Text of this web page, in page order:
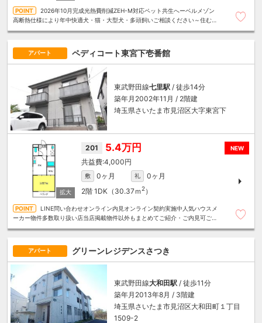
2026年10月完成光熱費削減ZEH-M対応ペット共生へーベルメゾン
高断熱仕様により年中快適犬・猫・大型犬・多頭飼いご相談ください～住むこ
アパート ペディコート東宮下壱番館
東武野田線七里駅 / 徒歩14分
築年月2002年11月 / 2階建
埼玉県さいたま市見沼区大字東宮下
NEW
201 5.4万円
4,000円
敷 0ヶ月 礼
0ヶ月
2階 1DK（30.37ｍ 2）
LINE問い合わせオンライン内見オンライン契約実施中人気ハウスメ
ーカー物件多数取り扱い店当店掲載物件以外もまとめてご紹介・ご内見可ご予
アパート グリーンレジデンスさつき
東武野田線大和田駅 / 徒歩11分
築年月2013年8月 / 3階建
埼玉県さいたま市見沼区大和田町１丁目
1509-2